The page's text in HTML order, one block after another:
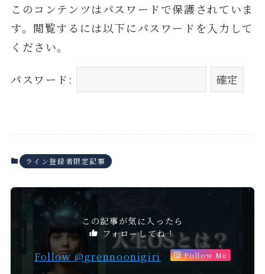
このコンテンツはパスワードで保護されていま
す。閲覧するには以下にパスワードを入力して
ください。
パスワード:
ライン登録者限定記事
この記事が気に入ったら
フォローしてね！
Follow @grennoonigiri Follow Me